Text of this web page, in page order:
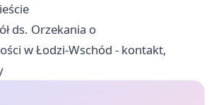
ds. Orzekania o
w Łodzi-Wschód - kontakt,